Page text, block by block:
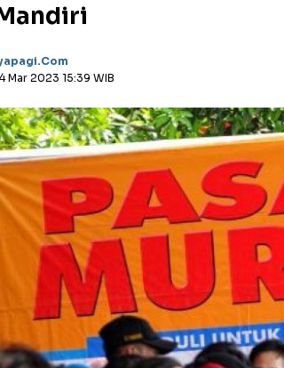
Mar 2023 15:39 WIB